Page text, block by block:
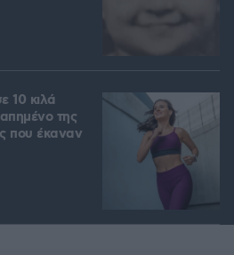
10 κιλά
της
που έκαναν